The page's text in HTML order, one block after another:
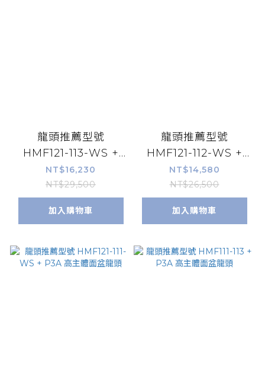
龍頭推薦型號
HMF121-113-WS +
P3A 高主體單孔面盆
龍頭
NT$16,230
NT$29,500
加入購物車
龍頭推薦型號
HMF121-112-WS +
P3A 中主體單孔面盆
龍頭
NT$14,580
NT$26,500
加入購物車